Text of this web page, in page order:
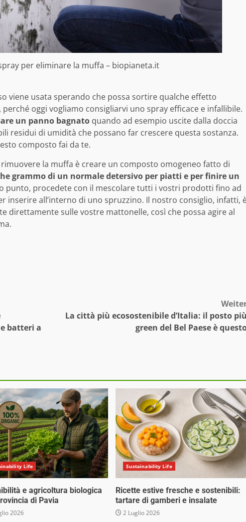
per eliminare la muffa – biopianeta.it
viene usata sperando che possa sortire qualche effetto
oggi vogliamo consigliarvi uno spray efficace e infallibile.
un panno bagnato quando ad esempio uscite dalla doccia
residui di umidità che possano far crescere questa sostanza.
composto fai da te.
la muffa è creare un composto omogeneo fatto di
grammo di un normale detersivo per piatti e per finire un
punto, procedete con il mescolare tutti i vostri prodotti fino ad
inserire all’interno di uno spruzzino. Il nostro consiglio, infatti,
direttamente sulle vostre mattonelle, così che possa agire al
batteri a
La città più ecosostenibile d’Italia: il posto
green del Bel Paese è
Life
e agricoltura biologica
di Pavia
2026
Sustainability Life
Ricette estive fresche e sostenibili:
tartare di gamberi e insalate
2 Luglio 2026